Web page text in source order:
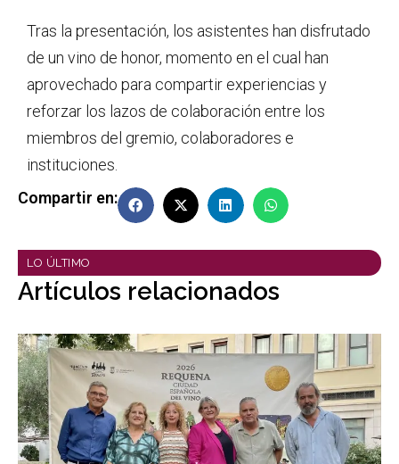
Tras la presentación, los asistentes han disfrutado
de un vino de honor, momento en el cual han
aprovechado para compartir experiencias y
reforzar los lazos de colaboración entre los
miembros del gremio, colaboradores e
instituciones.
Compartir en:
LO ÚLTIMO
Artículos relacionados